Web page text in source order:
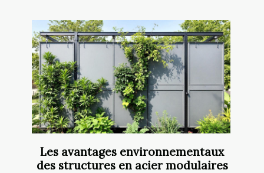
Les avantages environnementaux
des structures en acier modulaires